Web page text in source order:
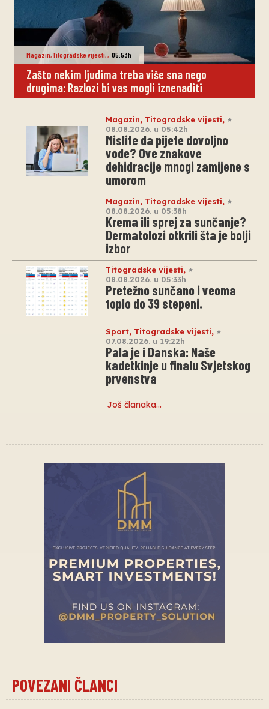
Magazin,Titogradske vijesti,, 05:53h
Zašto nekim ljudima treba više sna nego
drugima: Razlozi bi vas mogli iznenaditi
Magazin, Titogradske vijesti,
08.08.2026. u 05:42h
Mislite da pijete dovoljno
vode? Ove znakove
dehidracije mnogi zamijene s
umorom
Magazin, Titogradske vijesti,
08.08.2026. u 05:38h
Krema ili sprej za sunčanje?
Dermatolozi otkrili šta je bolji
izbor
Titogradske vijesti,
08.08.2026. u 05:33h
Pretežno sunčano i veoma
toplo do 39 stepeni.
Sport, Titogradske vijesti,
07.08.2026. u 19:22h
Pala je i Danska: Naše
kadetkinje u finalu Svjetskog
prvenstva
Još članaka…
POVEZANI ČLANCI